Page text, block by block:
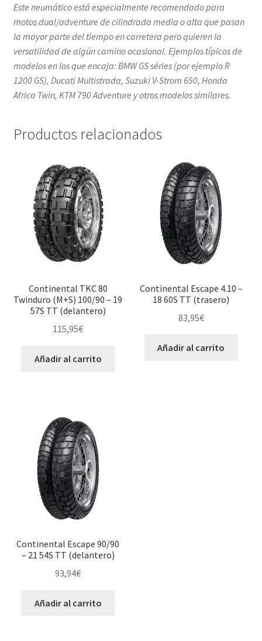
Este neumático está especialmente recomendado para
motos dual/adventure de cilindrada media o alta que pasan
la mayor parte del tiempo en carretera pero quieren la
versatilidad de algún camino ocasional. Ejemplos típicos de
modelos en los que encaja: BMW GS séries (por ejemplo R
1200 GS), Ducati Multistrada, Suzuki V-Strom 650, Honda
Africa Twin, KTM 790 Adventure y otros modelos similares.
Productos relacionados
Continental TKC 80
Twinduro (M+S) 100/90 – 19
57S TT (delantero)
115,95€
Añadir al carrito
Continental Escape 4.10 –
18 60S TT (trasero)
83,95€
Añadir al carrito
Continental Escape 90/90
– 21 54S TT (delantero)
93,94€
Añadir al carrito